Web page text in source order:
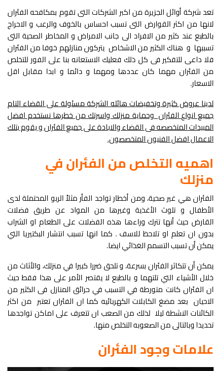
تعد شركة أوائل الجزيرة من اكبر الشركات التى تقوم بمكافحه الفئران
لانها من اكثر القوارض التى تسبب احساس بالخوف والرعب و الاحراج
بالطبع عند كثير من الافراد الى جانب الامراض و المخاطر الصحية التى
تسببها و هناك الكثير من الاشخاص يتركون منازلهم خوفا من الفئران
فلا داعى للتفكير فى كل ذلك فعليك الاستعانه بنا على الفور للتخلص
من الفئران مهما كان عددها ومهما و دائما و ابدا مقابل اقل
الاسعار.
لدينا عروض كثيرة وتخفيضات هائله الشركة مسئولة على القضاء التام
جميع انواع الفئران وحماية منزلك واسرتك من خطرها نستخدم افضل
المبيدات المتخصصه فى القضاء والابادة على جميع الفئران و يقوم بتلك
الاعمال افضل الفنيون المتخصصون.
اهميه التخلص من الفئران في
منزلك
الفئران هي غير صحية، ومن أخطار تواجد الفأر مثلاً الربو المحتملة لدى
الأطفال و تلوث الأغذية وغيرها من المواد عن طريق فضلات
القارض حيث أنها تترك وراءها هذه الفضلات على الطعام او الشراب
بدون ان تعلم او تلاحظ للاسف . كما انها تسبب انتشار البكتيريا التي
يمكن أن تسبب التسمم الغذائي ايضا.
يمكن أن تتكاثر الفئران بسرعة، و تلحق ضررا كبيرا في منزلك، والأثاث من
خلال الأشياء التي تلتهما و بالطبع لا يقتصر الأمر على هذا فقط حيث
ان الفئران كانت متورطة في التسبب في حرائق المنازل فى الكثير من
الاحيان بعد مضغ الكابلات الكهربائيه كما ان الفئران تعتبر من اكثر
الكائنات النشطة ليلا لذلك من الصعب ان تتعرف على اماكن تواجدها
تحديدا وبالتالى من الصعوبه التخلص منها.
علامات وجود الفئران